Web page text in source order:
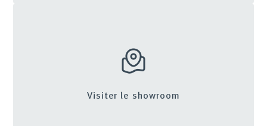
Visiter le showroom